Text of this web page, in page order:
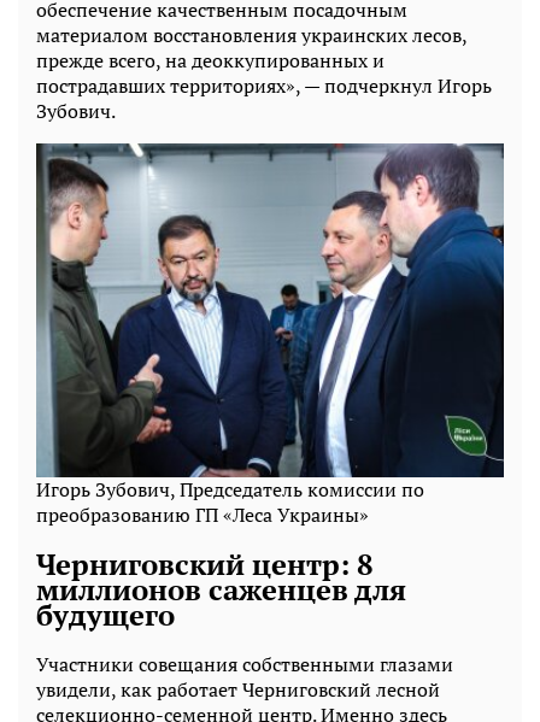
обеспечение качественным посадочным
материалом восстановления украинских лесов,
прежде всего, на деоккупированных и
пострадавших территориях», — подчеркнул Игорь
Зубович.
Игорь Зубович, Председатель комиссии по
преобразованию ГП «Леса Украины»
Черниговский центр: 8
миллионов саженцев для
будущего
Участники совещания собственными глазами
увидели, как работает Черниговский лесной
селекционно-семенной центр. Именно здесь